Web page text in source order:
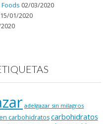
02/03/2020
15/01/2020
adelgazar sin milagros
carbohidratos carbohidratos